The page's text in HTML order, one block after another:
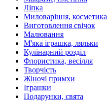
Ліпка
Миловаріння, косметика
Виготовлення свічок
Малювання
М'яка іграшка, ляльки
Кулінарний розділ
Флористика, весілля
Творчість
Жіночі примхи
Іграшки
Подарунки, свята